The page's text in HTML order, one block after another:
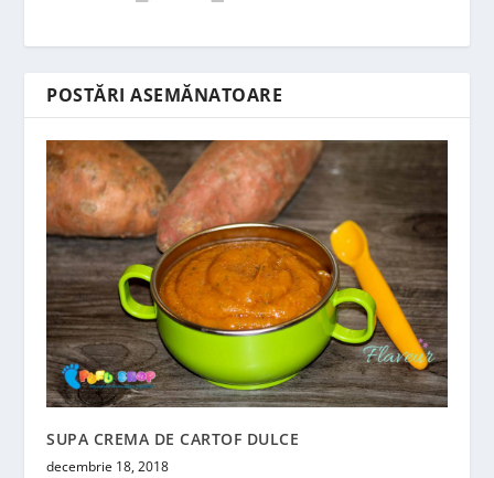
POSTĂRI ASEMĂNATOARE
SUPA CREMA DE CARTOF DULCE
decembrie 18, 2018